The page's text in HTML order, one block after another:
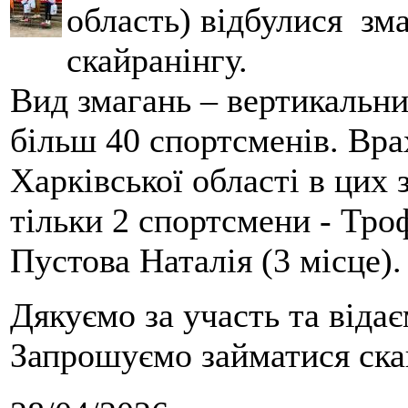
область) відбулися
скайранінгу.
Вид змагань –
більш 40 спортсменів.
Харківської області в
тільки 2 спортсмени -
Пустова Наталія (3 місце).
Дякуємо за участь та
Запрошуємо займатися